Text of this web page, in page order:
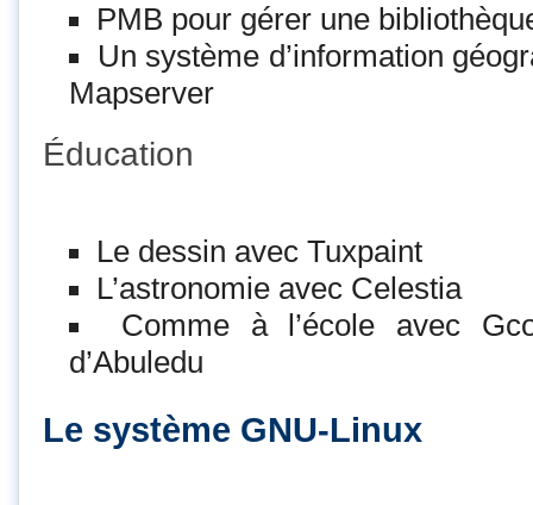
PMB pour gérer une
Un système d’information
Mapserver
Éducation
Le dessin avec Tuxpaint
L’astronomie avec Celestia
Comme à l’école avec
d’Abuledu
Le système GNU-Linux